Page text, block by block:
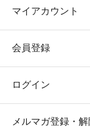
マイアカウント
会員登録
ログイン
メルマガ登録・解